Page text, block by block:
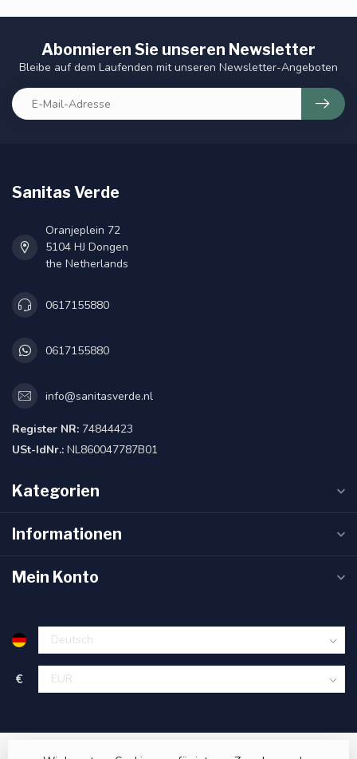
Abonnieren Sie unseren Newsletter
Bleibe auf dem Laufenden mit unseren Newsletter-Angeboten
Sanitas Verde
Oranjeplein 72
5104 HJ Dongen
the Netherlands
0617155880
0617155880
info@sanitasverde.nl
Register NR: 74844423
USt-IdNr.: NL860047787B01
Kategorien
Informationen
Mein Konto
€